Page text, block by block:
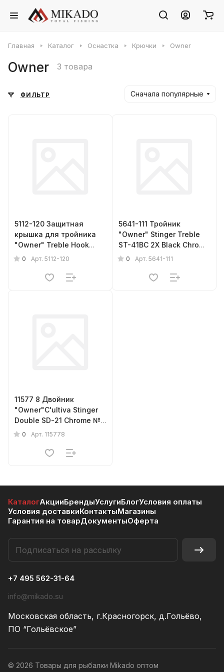
Главная Каталог Оснастка Крючки Owner
Owner 3 товара
ФИЛЬТР Сначала популярные
5112-120 Защитная
крышка для тройника
"Owner" Treble Hook
Safety Caps # L ( № 4--8
0 Арт. 5112-120
5641-111 Тройник
"Owner" Stinger Treble
ST-41BC 2X Black Chrome
№ 1/0 ( 6 шт.)
0 Арт. 5641-111
11577 8 Двойник
"Owner"C'ultiva Stinger
Double SD-21 Chrome №
8 ( 8 шт.)
0 Арт. 115778
КаталогАкцииБрендыУслугиБлогУсловия оплаты
Условия доставкиКонтактыМагазины
Гарантия на товарДокументыОферта
+7 495 562-31-64
info@mikado.su
Московская область, г.Красногорск, д.Гольёво,
ПО “Гольёвское”
© 2026 Товары для рыбалки Mikado оптом